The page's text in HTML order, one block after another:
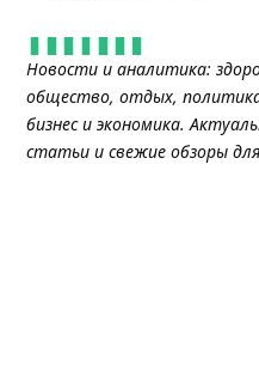
Новости и аналитика:
общество, отдых,
бизнес и экономика.
статьи и свежие обзоры